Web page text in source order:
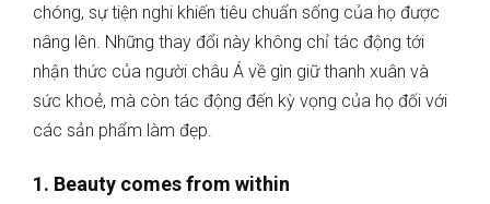
chóng, sự tiện nghi khiến tiêu chuẩn sống của họ được
nâng lên. Những thay đổi này không chỉ tác động tới
nhận thức của người châu Á về gìn giữ thanh xuân và
sức khoẻ, mà còn tác động đến kỳ vọng của họ đối với
các sản phẩm làm đẹp.
1. Beauty comes from within